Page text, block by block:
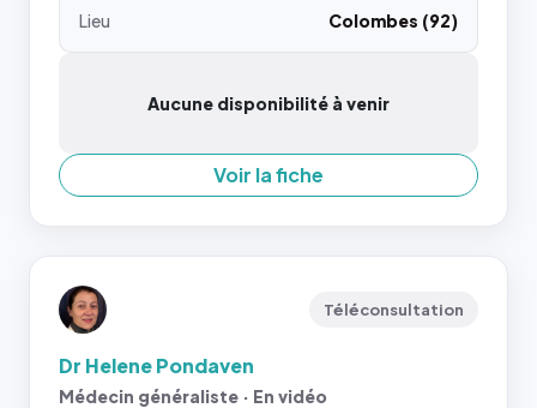
Lieu
Colombes (92)
Aucune disponibilité à venir
Voir la fiche
Téléconsultation
Dr Helene Pondaven
Médecin généraliste · En vidéo